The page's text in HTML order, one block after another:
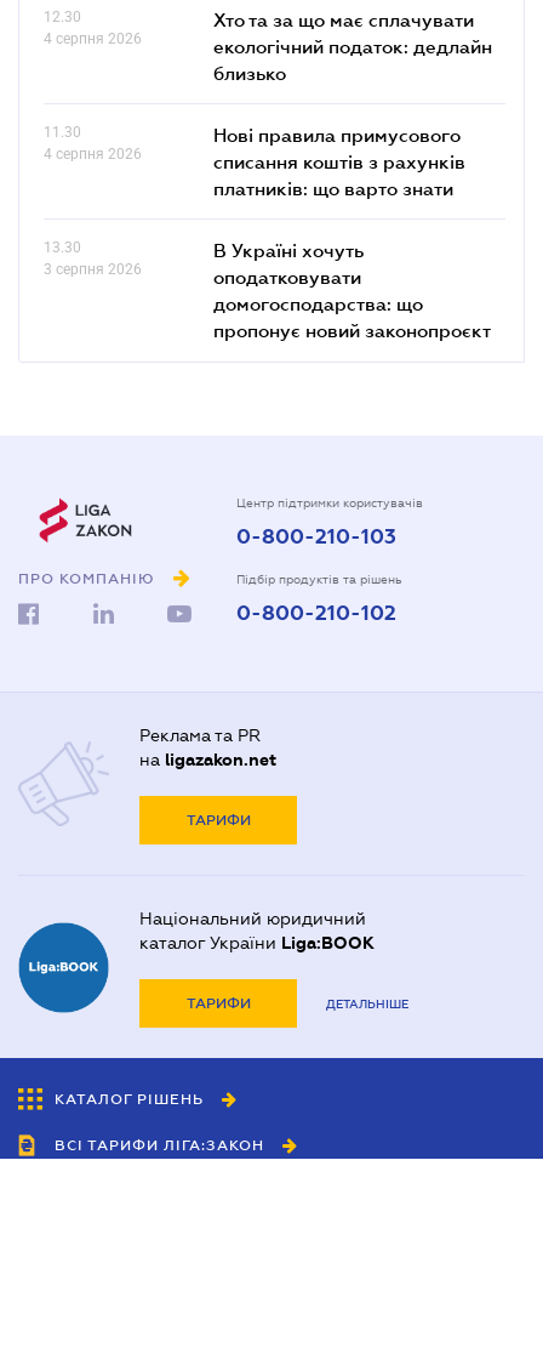
12.30
4 серпня 2026
Хто та за що має сплачувати
екологічний податок: дедлайн
близько
11.30
4 серпня 2026
Нові правила примусового
списання коштів з рахунків
платників: що варто знати
13.30
3 серпня 2026
В Україні хочуть
оподатковувати
домогосподарства: що
пропонує новий законопроєкт
ПРО КОМПАНІЮ
Центр підтримки користувачів
0-800-210-103
Підбір продуктів та рішень
0-800-210-102
Реклама та PR
на ligazakon.net
ТАРИФИ
Національний юридичний
каталог України Liga:BOOK
ТАРИФИ ДЕТАЛЬНІШЕ
КАТАЛОГ РІШЕНЬ
ВСІ ТАРИФИ ЛІГА:ЗАКОН